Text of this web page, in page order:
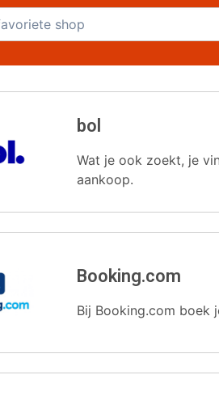
bol
Wat je ook zoekt, je
aankoop.
Booking.com
Bij Booking.com boek